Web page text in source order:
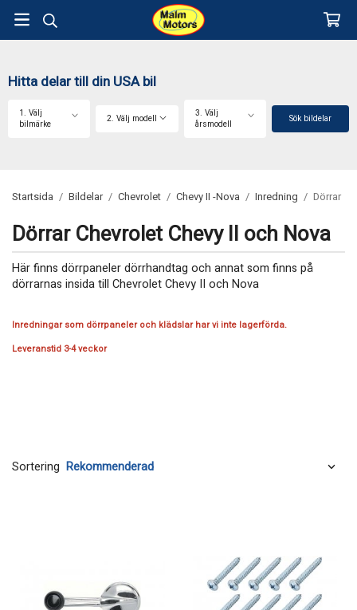
Hitta delar till din USA bil
1. Välj
bilmärke
2. Välj modell
3. Välj
årsmodell
Sök bildelar
Startsida / Bildelar / Chevrolet / Chevy II -Nova / Inredning / Dörrar
Dörrar Chevrolet Chevy II och Nova
Här finns dörrpaneler dörrhandtag och annat som finns på
dörrarnas insida till Chevrolet Chevy II och Nova
Inredningar som dörrpaneler och klädslar har vi inte lagerförda.
Leveranstid 3-4 veckor
Sortering